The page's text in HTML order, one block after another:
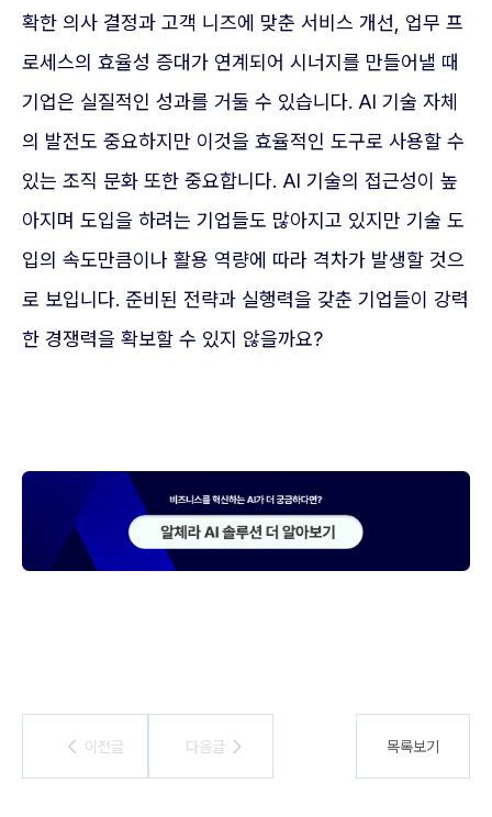
확한 의사 결정과 고객 니즈에 맞춘 서비스 개선, 업무 프
로세스의 효율성 증대가 연계되어 시너지를 만들어낼 때
기업은 실질적인 성과를 거둘 수 있습니다. AI 기술 자체
의 발전도 중요하지만 이것을 효율적인 도구로 사용할 수
있는 조직 문화 또한 중요합니다. AI 기술의 접근성이 높
아지며 도입을 하려는 기업들도 많아지고 있지만 기술 도
입의 속도만큼이나 활용 역량에 따라 격차가 발생할 것으
로 보입니다. 준비된 전략과 실행력을 갖춘 기업들이 강력
한 경쟁력을 확보할 수 있지 않을까요?
이전글
이전글 다음글
다음글 목록보기